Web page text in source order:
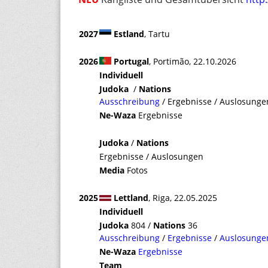
3
0
2027 Estland, Tartu
2026 Portugal, Portimão, 22.10.2026
Individuell
Judoka / Nations
Ausschreibung/ Ergebnisse /
Ne-Waza Ergebnisse
Judoka/ Nations
Ergebnisse / Auslosungen
MediaFotos
2025 Lettland, Riga, 22.05.2025
Individuell
Judoka 804 / Nations 36
Ausschreibung/ Ergebnisse/
Ne-Waza Ergebnisse
Team